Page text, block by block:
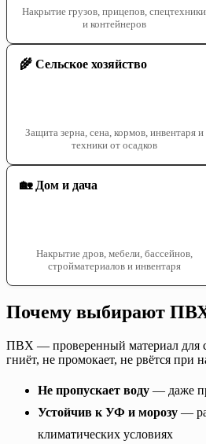
Накрытие грузов, прицепов, спецтехники
и контейнеров
🌾 Сельское хозяйство
Защита зерна, сена, кормов, инвентаря и
техники от осадков
🏡 Дом и дача
Накрытие дров, мебели, бассейнов,
стройматериалов и инвентаря
Почему выбирают
ПВХ — проверенный материал для
гниёт, не промокает, не рвётся при
Не пропускает воду — даже
Устойчив к УФ и морозу —
климатических условиях